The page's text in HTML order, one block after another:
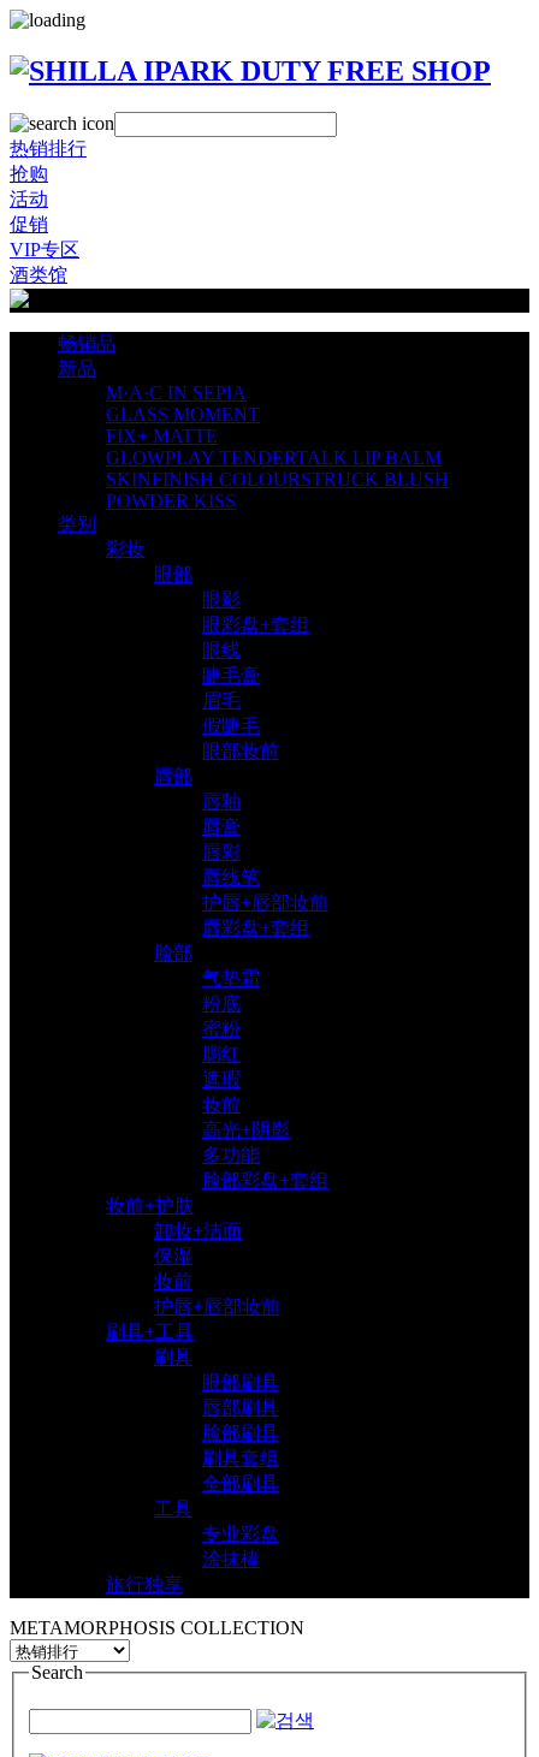
热销排行
抢购
活动
促销
VIP专区
酒类馆
畅销品
新品
M·A·C IN SEPIA
GLASS MOMENT
FIX+ MATTE
GLOWPLAY TENDERTALK LIP BALM
SKINFINISH COLOURSTRUCK BLUSH
POWDER KISS
类别
彩妆
眼部
眼影
眼彩盘+套组
眼线
睫毛膏
眉毛
假睫毛
眼部妆前
唇部
唇釉
唇膏
唇彩
唇线笔
护唇+唇部妆前
唇彩盘+套组
脸部
气垫霜
粉底
蜜粉
腮红
遮瑕
妆前
高光+阴影
多功能
脸部彩盘+套组
妆前+护肤
卸妆+洁面
保湿
妆前
护唇+唇部妆前
刷具+工具
刷具
眼部刷具
唇部刷具
脸部刷具
刷具套组
全部刷具
工具
专业彩盘
涂抹棒
旅行独享
METAMORPHOSIS COLLECTION
Search